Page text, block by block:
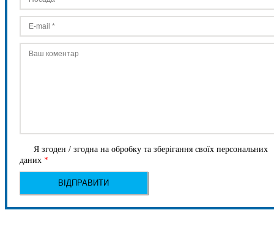
Я згоден / згодна на обробку та зберігання своїх персональних
даних *